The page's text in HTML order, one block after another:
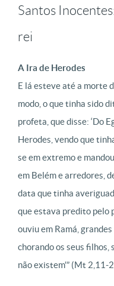
Santos
rei
A Ira de Herodes
E lá esteve até a morte
modo, o que tinha sido
profeta, que disse: ‘Do
Herodes, vendo que
se em extremo e
em Belém e arredores,
data que tinha
que estava predito pelo
ouviu em Ramá,
chorando os seus filhos,
não existem'” (Mt 2,11-